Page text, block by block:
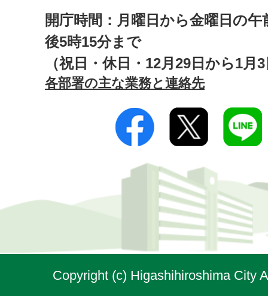
開庁時間：月曜日から金曜日の午
後5時15分まで
（祝日・休日・12月29日から1月
各部署の主な業務と連絡先
Copyright (c) Higashihiroshima City